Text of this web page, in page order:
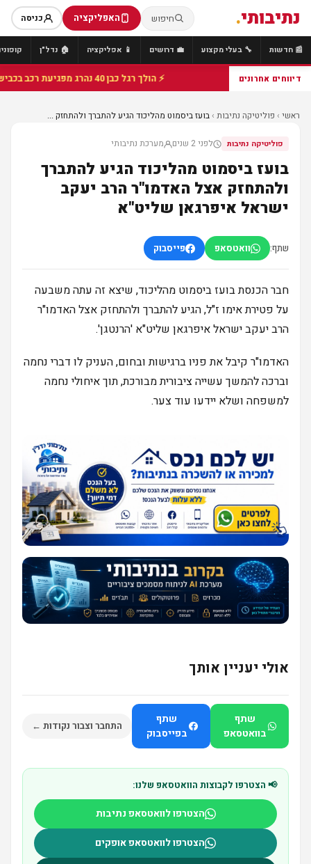
נתיבותי. חיפוש האפליקציה כניסה
📰 חדשות 🔧 בעלי מקצוע 💼 דרושים 📱 אפליקציה 🏠 נדל"ן
דיווחים אחרונים ⚡ הולך רגל כבן 40 נהרג מפגיעת רכב בכביש 25 סמוך לצומת הנשיא, מתנדבי זק"א פועלו בזירה
ראשי › פוליטיקה נתיבות ›בועז ביסמוט מהליכוד הגיע להתברך ולהתחזק ...
פוליטיקה נתיבות לפני 2 שנים מערכת נתיבותי
בועז ביסמוט מהליכוד הגיע להתברך
ולהתחזק אצל האדמו"ר הרב יעקב
ישראל איפרגאן שליט"א
שתף: וואטסאפ פייסבוק
חבר הכנסת בועז ביסמוט מהליכוד, שיצא זה עתה משבעה
על פטירת אימו ז"ל, הגיע להתברך ולהתחזק אצל האדמו"ר
הרב יעקב ישראל איפרגאן שליט"א 'הרנטגן'.
האדמו"ר קיבל את פניו ברגישות ובחום, העניק לו דברי נחמה
וברכה להמשך עשייה ציבורית מבורכת, תוך איחולי נחמה
למשפחה ושלא יידעו עוד צער.
אולי יעניין אותך
שתף
בוואטסאפ
שתף
בפייסבוק
התחבר וצבור נקודות ←
📢 הצטרפו לקבוצות הוואטסאפ שלנו:
הצטרפו לוואטסאפ נתיבות
הצטרפו לוואטסאפ אופקים